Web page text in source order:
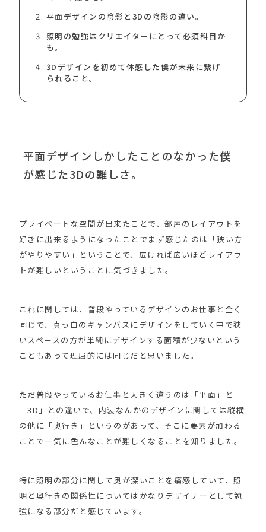
平面デザインの陰影と3Dの陰影の違い。
照明の勉強はクリエイターにとって必須科目か
も。
3Dデザインを初めて体感した僕が未来に繋げ
られること。
平面デザインしかしたことのなかった僕
が感じた3Dの難しさ。
プライベートな空間が出来たことで、部屋のレイアウトを
好きに出来るようになったことでまず感じたのは「狭い方
がやりやすい」ということで、広ければ広いほどレイアウ
トが難しいということに気づきました。
これに関しては、普段やっているデザインのお仕事と全く
同じで、真っ白のキャンバスにデザインをしていく中で狭
いスペースの方が単純にデザインする面積が少ないという
こともあって理屈的には同じだと思いました。
ただ普段やっているお仕事と大きく違うのは「平面」と
「3D」との違いで、内装なんかのデザインに関しては縦横
の他に「奥行き」というのがあって、そこに要素が加わる
ことで一気に色んなことが難しくなることを知りました。
特に照明の部分に関して奥が深いことを痛感していて、照
明と奥行きの関係性についてはかなりデザイナーとして勉
強になる部分だと感じています。